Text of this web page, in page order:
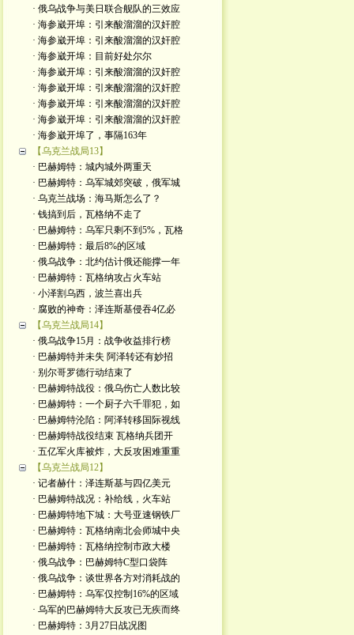
· 俄乌战争与美日联合舰队的三效应
· 海参崴开埠：引来酸溜溜的汉奸腔
· 海参崴开埠：引来酸溜溜的汉奸腔
· 海参崴开埠：目前好处尔尔
· 海参崴开埠：引来酸溜溜的汉奸腔
· 海参崴开埠：引来酸溜溜的汉奸腔
· 海参崴开埠：引来酸溜溜的汉奸腔
· 海参崴开埠：引来酸溜溜的汉奸腔
· 海参崴开埠了，事隔163年
【乌克兰战局13】
· 巴赫姆特：城内城外两重天
· 巴赫姆特：乌军城郊突破，俄军城
· 乌克兰战场：海马斯怎么了？
· 钱搞到后，瓦格纳不走了
· 巴赫姆特：乌军只剩不到5%，瓦格
· 巴赫姆特：最后8%的区域
· 俄乌战争：北约估计俄还能撑一年
· 巴赫姆特：瓦格纳攻占火车站
· 小泽割乌西，波兰喜出兵
· 腐败的神奇：泽连斯基侵吞4亿必
【乌克兰战局14】
· 俄乌战争15月：战争收益排行榜
· 巴赫姆特并未失 阿泽转还有妙招
· 别尔哥罗德行动结束了
· 巴赫姆特战役：俄乌伤亡人数比较
· 巴赫姆特：一个厨子六千罪犯，如
· 巴赫姆特沦陷：阿泽转移国际视线
· 巴赫姆特战役结束 瓦格纳兵团开
· 五亿军火库被炸，大反攻困难重重
【乌克兰战局12】
· 记者赫什：泽连斯基与四亿美元
· 巴赫姆特战况：补给线，火车站
· 巴赫姆特地下城：大号亚速钢铁厂
· 巴赫姆特：瓦格纳南北会师城中央
· 巴赫姆特：瓦格纳控制市政大楼
· 俄乌战争：巴赫姆特C型口袋阵
· 俄乌战争：谈世界各方对消耗战的
· 巴赫姆特：乌军仅控制16%的区域
· 乌军的巴赫姆特大反攻已无疾而终
· 巴赫姆特：3月27日战况图